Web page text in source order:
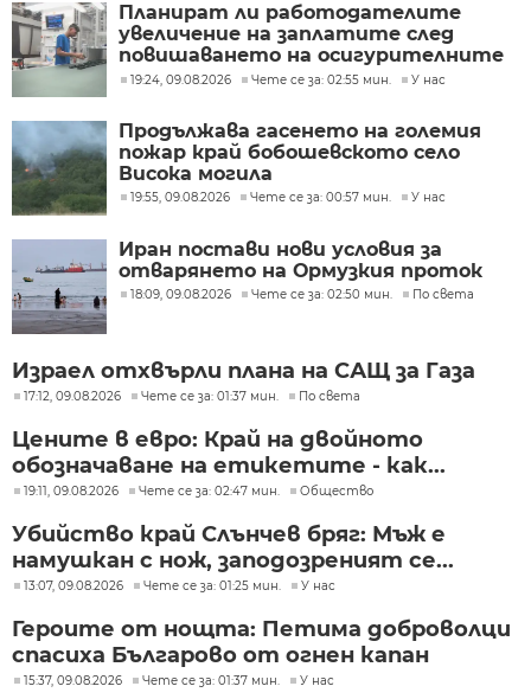
Планират ли работодателите
увеличение на заплатите след
повишаването на осигурителните
прагове?
19:24, 09.08.2026 Чете се за: 02:55 мин. У нас
Продължава гасенето на големия
пожар край бобошевското село
Висока могила
19:55, 09.08.2026 Чете се за: 00:57 мин. У нас
Иран постави нови условия за
отварянето на Ормузкия проток
18:09, 09.08.2026 Чете се за: 02:50 мин. По света
Израел отхвърли плана на САЩ за Газа
17:12, 09.08.2026 Чете се за: 01:37 мин. По света
Цените в евро: Край на двойното
обозначаване на етикетите - как...
19:11, 09.08.2026 Чете се за: 02:47 мин. Общество
Убийство край Слънчев бряг: Мъж е
намушкан с нож, заподозреният се...
13:07, 09.08.2026 Чете се за: 01:25 мин. У нас
Героите от нощта: Петима доброволци
спасиха Българово от огнен капан
15:37, 09.08.2026 Чете се за: 01:37 мин. У нас